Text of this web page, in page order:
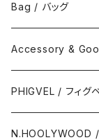
Polo Long Shirt / 長
Polo Short Shirt / 半
Bag / バッグ
Accessory &
Wallet &
Card Case
PHIGVEL / フィグ
The Permanent /
N.HOOLYWOOD /